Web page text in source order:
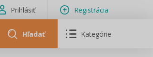
Prihlásiť Registrácia
Hľadať Kategórie